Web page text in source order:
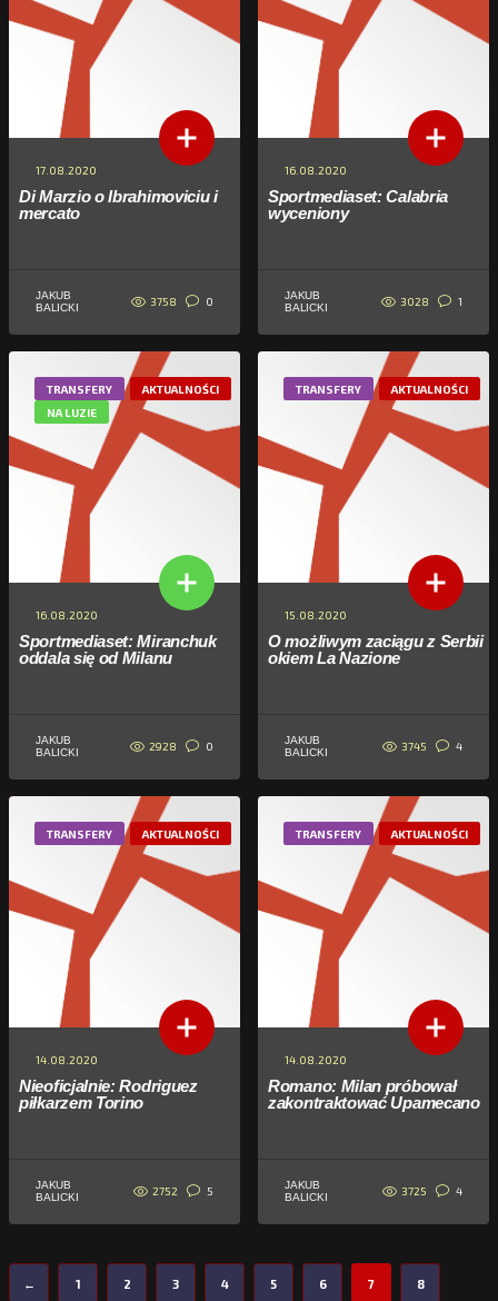
17.08.2020
Di Marzio o Ibrahimoviciu i
mercato
JAKUB
BALICKI
3758 0
16.08.2020
Sportmediaset: Calabria
wyceniony
JAKUB
BALICKI
3028 1
TRANSFERY
AKTUALNOŚCI
NA LUZIE
16.08.2020
Sportmediaset: Miranchuk
oddala się od Milanu
JAKUB
BALICKI
2928 0
TRANSFERY AKTUALNOŚCI
15.08.2020
O możliwym zaciągu z Serbii
okiem La Nazione
JAKUB
BALICKI
3745 4
TRANSFERY AKTUALNOŚCI
14.08.2020
Nieoficjalnie: Rodriguez
piłkarzem Torino
JAKUB
BALICKI
2752 5
TRANSFERY AKTUALNOŚCI
14.08.2020
Romano: Milan próbował
zakontraktować Upamecano
JAKUB
BALICKI
3725 4
← 1 2 3 4 5 6 7 8